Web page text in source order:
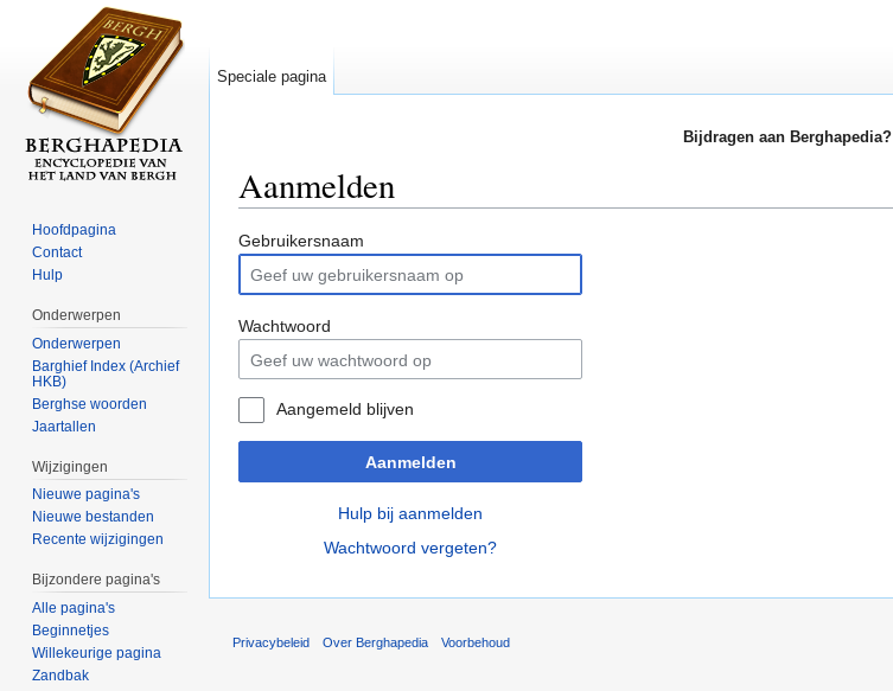
Bijdragen aan Berghapedia?
Aanmelden
Gebruikersnaam
Wachtwoord
Aangemeld blijven
Aanmelden
Hulp bij aanmelden
Wachtwoord vergeten?
Speciale pagina
Hoofdpagina
Contact
Hulp
Onderwerpen
Onderwerpen
Barghief Index (Archief
HKB)
Berghse woorden
Jaartallen
Wijzigingen
Nieuwe pagina's
Nieuwe bestanden
Recente wijzigingen
Bijzondere pagina's
Alle pagina's
Beginnetjes
Willekeurige pagina
Zandbak
Privacybeleid Over Berghapedia Voorbehoud